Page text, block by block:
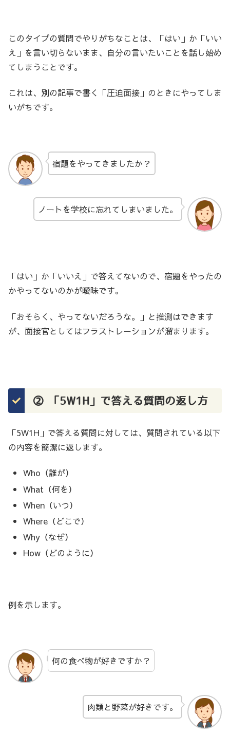
このタイプの質問でやりがちなことは、「はい」か「いい
え」を言い切らないまま、自分の言いたいことを話し始め
てしまうことです。
これは、別の記事で書く「圧迫面接」のときにやってしま
いがちです。
宿題をやってきましたか？
ノートを学校に忘れてしまいました。
「はい」か「いいえ」で答えてないので、宿題をやったの
かやってないのかが曖昧です。
「おそらく、やってないだろうな。」と推測はできます
が、面接官としてはフラストレーションが溜まります。
② 「5W1H」で答える質問の返し方
「5W1H」で答える質問に対しては、質問されている以下
の内容を簡潔に返します。
Who（誰が）
What（何を）
When（いつ）
Where（どこで）
Why（なぜ）
How（どのように）
例を示します。
何の食べ物が好きですか？
肉類と野菜が好きです。